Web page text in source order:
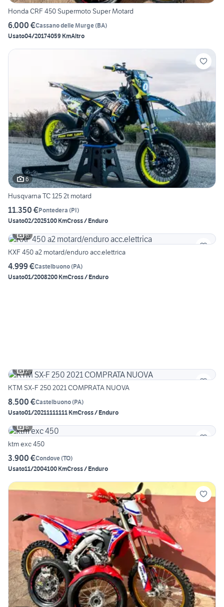
Honda CRF 450 Supermoto Super Motard
6.000 €Cassano delle Murge(BA)
Usato04/20174059 KmAltro
6
Husqvarna TC 125 2t motard
11.350 €Pontedera (PI)
Usato02/2025100 KmCross / Enduro
6
KXF 450 a2 motard/enduro acc.elettrica
4.999 €Castelbuono(PA)
Usato01/2008200 KmCross / Enduro
2
KTM SX-F 250 2021 COMPRATA NUOVA
8.500 €Castelbuono(PA)
Usato01/20211111111 KmCross / Enduro
6
ktm exc 450
3.900 €Condove(TO)
Usato11/2004100 KmCross / Enduro